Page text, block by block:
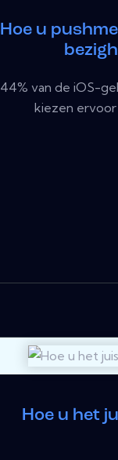
Hoe u
44% van de iOS-
kiezen ervoor
Hoe u het